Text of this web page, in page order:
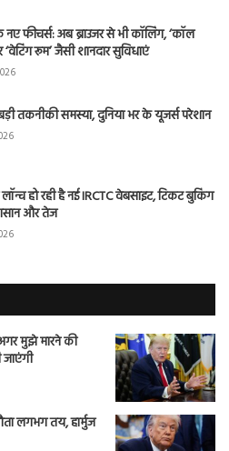
फीचर्स: अब ब्राउजर से भी कॉलिंग, ‘कॉल
‘वेटिंग रूम’ जैसी शानदार सुविधाएं
तकनीकी समस्या, दुनिया भर के यूजर्स परेशान
हो रही है नई IRCTC वेबसाइट, टिकट बुकिंग
और तेज
मुझे मारने की
लगभग तय, हार्मुज